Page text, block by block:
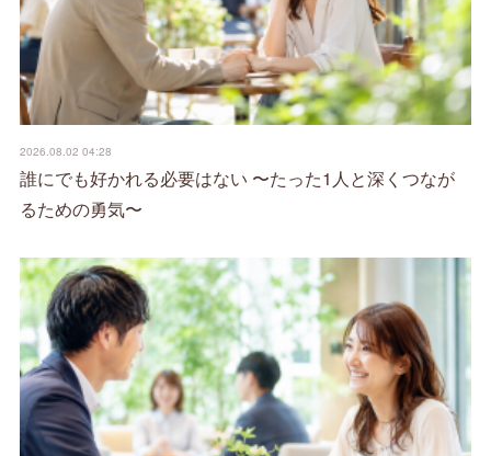
2026.08.02 04:28
誰にでも好かれる必要はない 〜たった1人と深くつなが
るための勇気〜